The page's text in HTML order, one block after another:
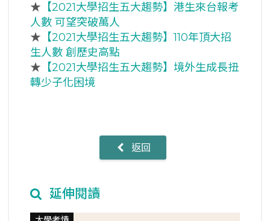
★ 【2021大學招生五大趨勢】港生來台報考
人數 可望突破萬人
★ 【2021大學招生五大趨勢】110年頂大招
生人數 創歷史高點
★ 【2021大學招生五大趨勢】境外生成長扭
轉少子化困境
返回
延伸閱讀